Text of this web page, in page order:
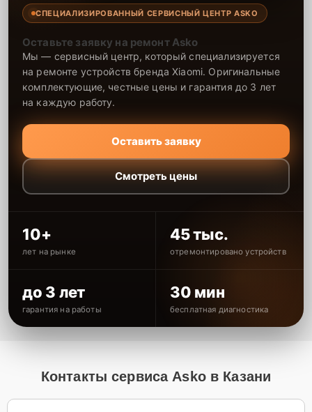
СПЕЦИАЛИЗИРОВАННЫЙ СЕРВИСНЫЙ ЦЕНТР ASKO
Оставьте заявку на ремонт Asko
Мы — сервисный центр, который специализируется
на ремонте устройств бренда Xiaomi. Оригинальные
комплектующие, честные цены и гарантия до 3 лет
на каждую работу.
Оставить заявку
Смотреть цены
10+
лет на рынке
45 тыс.
отремонтировано устройств
до 3 лет
гарантия на работы
30 мин
бесплатная диагностика
Контакты сервиса Asko в Казани